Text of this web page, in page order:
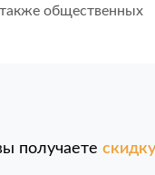
общественных
получаете